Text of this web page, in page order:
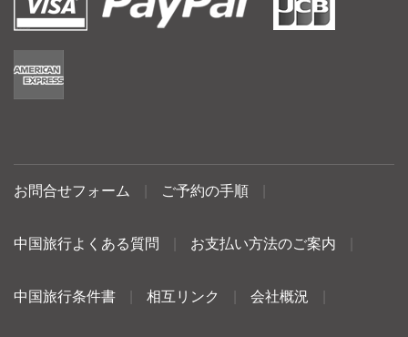
お問合せフォーム ご予約の手順
中国旅行よくある質問 お支払い方法のご案内
中国旅行条件書 相互リンク 会社概況